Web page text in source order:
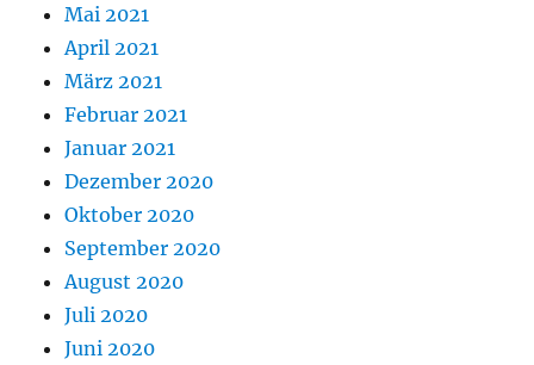
Mai 2021
April 2021
März 2021
Februar 2021
Januar 2021
Dezember 2020
Oktober 2020
September 2020
August 2020
Juli 2020
Juni 2020